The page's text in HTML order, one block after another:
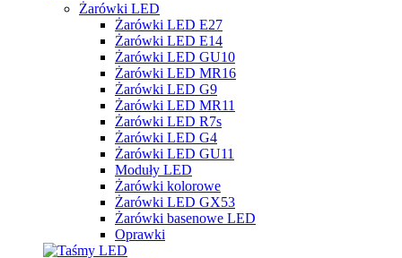
Żarówki LED
Żarówki LED E27
Żarówki LED E14
Żarówki LED GU10
Żarówki LED MR16
Żarówki LED G9
Żarówki LED MR11
Żarówki LED R7s
Żarówki LED G4
Żarówki LED GU11
Moduły LED
Żarówki kolorowe
Żarówki LED GX53
Żarówki basenowe LED
Oprawki